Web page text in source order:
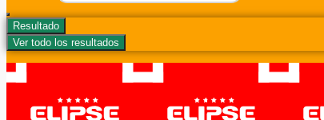
Resultado
Ver todo los resultados